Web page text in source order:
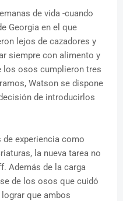
de vida -cuando
Georgia en el que
lejos de cazadores y
siempre con alimento y
los osos cumplieron tres
Watson se dispone
de introducirlos
de experiencia como
la nueva tarea no
Además de la carga
de los osos que cuidó
que ambos